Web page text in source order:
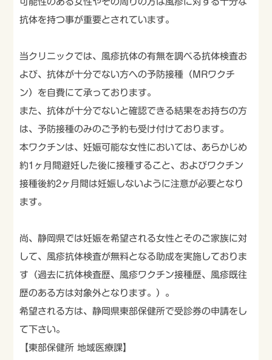
抗体を持つ事が重要とされています。
当クリニックでは、風疹抗体の有無を調べる抗体検査お
よび、抗体が十分でない方への予防接種（MRワクチ
ン）を自費にて承っております。
また、抗体が十分でないと確認できる結果をお持ちの方
は、予防接種のみのご予約も受け付けております。
本ワクチンは、妊娠可能な女性においては、あらかじめ
約1ヶ月間避妊した後に接種すること、およびワクチン
接種後約2ヶ月間は妊娠しないように注意が必要となり
ます。
尚、静岡県では妊娠を希望される女性とそのご家族に対
して、風疹抗体検査が無料となる助成を実施しておりま
す（過去に抗体検査歴、風疹ワクチン接種歴、風疹既往
歴のある方は対象外となります。）。
希望される方は、静岡県東部保健所で受診券の申請をし
て下さい。
【東部保健所 地域医療課】